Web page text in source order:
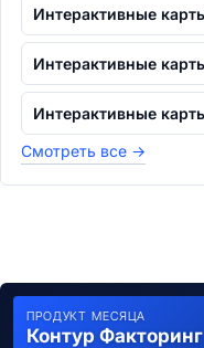
Смотреть все →
ПРОДУКТ МЕСЯЦА
Контур Факторинг